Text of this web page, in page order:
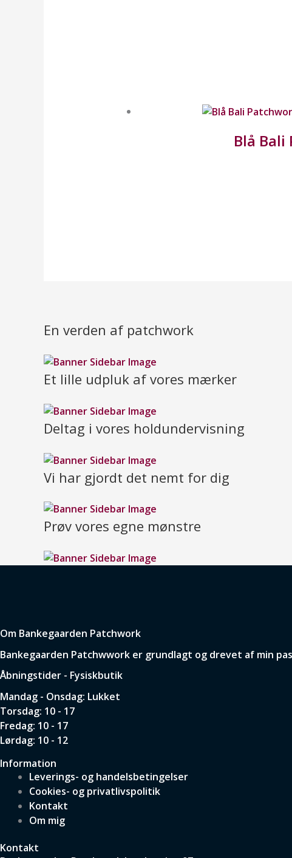
Blå
En verden af patchwork
Et lille udpluk af vores mærker
Deltag i vores holdundervisning
Vi har gjordt det nemt for dig
Prøv vores egne mønstre
Om Bankegaarden Patchwork
Bankegaarden Patchwwork er grundlagt og drevet af min
Åbningstider - Fysiskbutik
Mandag - Onsdag: Lukket
Torsdag: 10 - 17
Fredag: 10 - 17
Lørdag: 10 - 12
Information
Leverings- og handelsbetingelser
Cookies- og privatlivspolitik
Kontakt
Om mig
Kontakt